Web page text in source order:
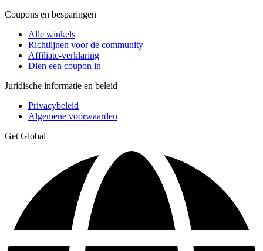
Coupons en besparingen
Alle winkels
Richtlijnen voor de community
Affiliate-verklaring
Dien een coupon in
Juridische informatie en beleid
Privacybeleid
Algemene voorwaarden
Get Global